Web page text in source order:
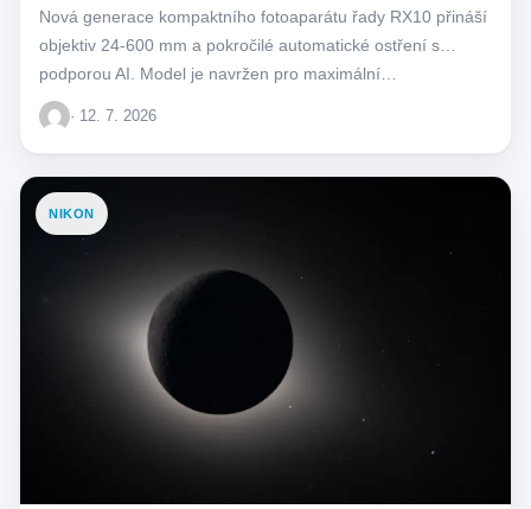
Nová generace kompaktního fotoaparátu řady RX10 přináší
objektiv 24-600 mm a pokročilé automatické ostření s
podporou AI. Model je navržen pro maximální…
· 12. 7. 2026
NIKON